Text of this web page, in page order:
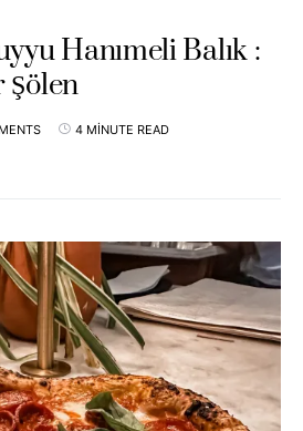
Hanımeli Balık :
Şölen
4 MINUTE READ